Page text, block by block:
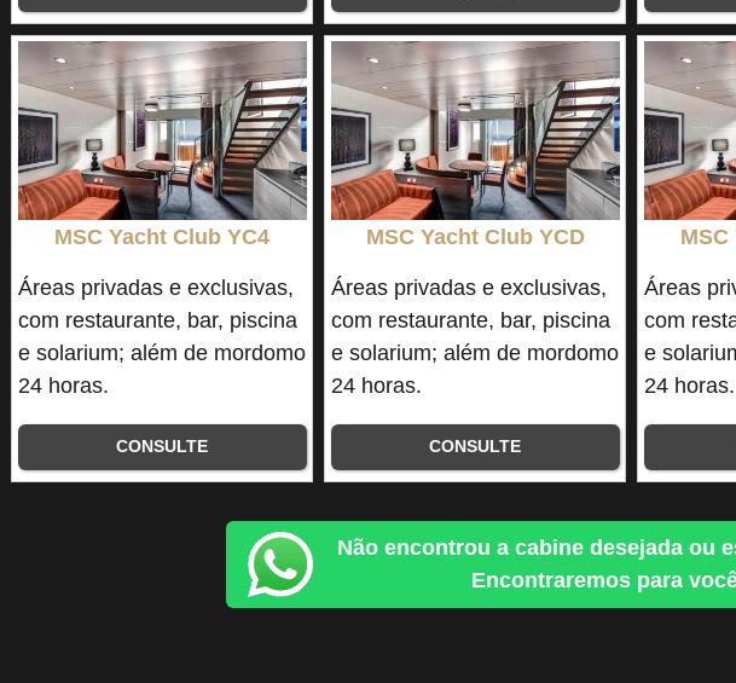
MSC Yacht Club YC4
Áreas privadas e exclusivas,
com restaurante, bar, piscina
e solarium; além de mordomo
24 horas.
CONSULTE
MSC Yacht Club YCD
Áreas privadas e exclusivas,
com restaurante, bar, piscina
e solarium; além de mordomo
24 horas.
CONSULTE
Áreas
com
e
24 horas.
Não encontrou a cabine desejada ou
Encontraremos para